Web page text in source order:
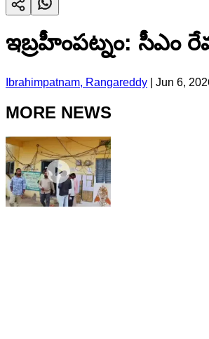
ఇబ్రహీంపట్నం: సీఎం
Ibrahimpatnam, Rangareddy Jun 6,
MORE NEWS